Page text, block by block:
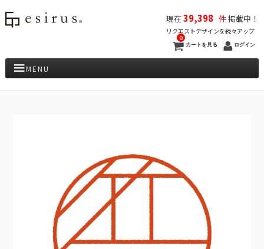
現在39,398 件掲載中！
リクエストデザインを続々アップ
カートを見る
0
ログイン
MENU